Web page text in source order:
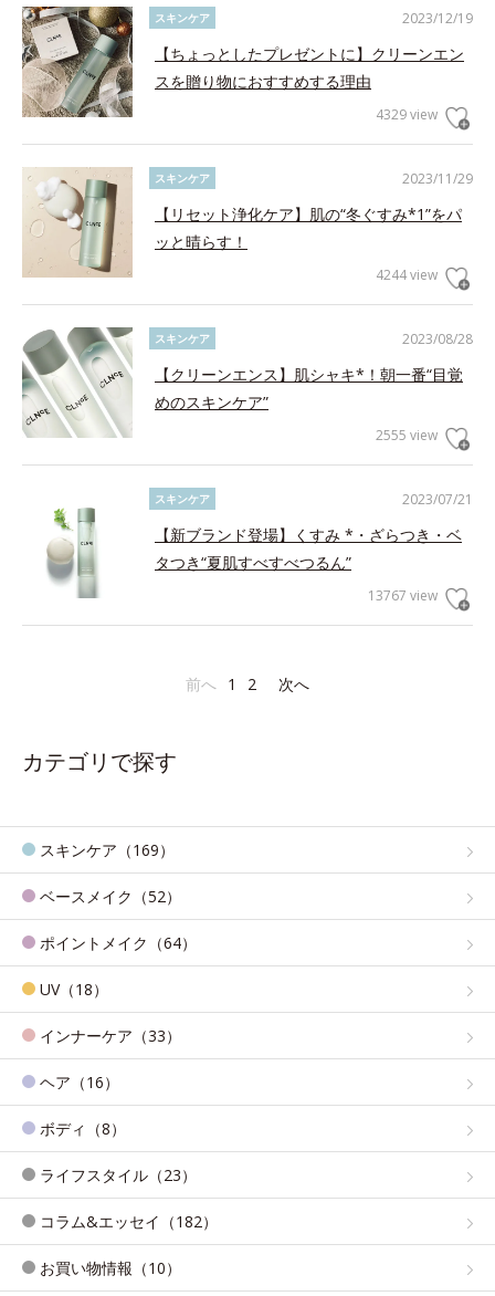
2023/12/19
スキンケア
【ちょっとしたプレゼントに】クリーンエン
スを贈り物におすすめする理由
4329 view
2023/11/29
スキンケア
【リセット浄化ケア】肌の“冬ぐすみ*1”をパ
ッと晴らす！
4244 view
2023/08/28
スキンケア
【クリーンエンス】肌シャキ*！朝一番“目覚
めのスキンケア”
2555 view
2023/07/21
スキンケア
【新ブランド登場】くすみ *・ざらつき・ベ
タつき“夏肌すべすべつるん”
13767 view
前へ 1 2 次へ
カテゴリで探す
スキンケア（169）
ベースメイク（52）
ポイントメイク（64）
UV（18）
インナーケア（33）
ヘア（16）
ボディ（8）
ライフスタイル（23）
コラム&エッセイ（182）
お買い物情報（10）